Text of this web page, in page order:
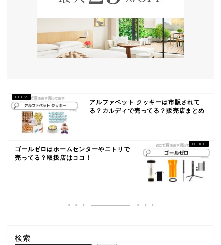
アルファベット クッキーは市販されて
る？カルディで売ってる？販売店まとめ
ゴールゼロはホームセンターやニトリで
売ってる？取扱店はココ！
検索